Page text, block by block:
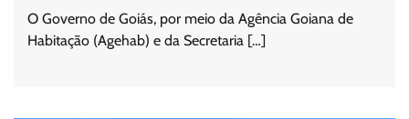
O Governo de Goiás, por meio da Agência Goiana de
Habitação (Agehab) e da Secretaria […]